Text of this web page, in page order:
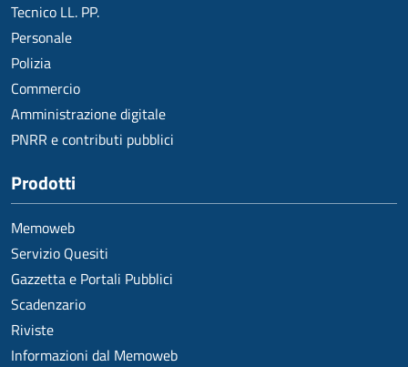
Tecnico LL. PP.
Personale
Polizia
Commercio
Amministrazione digitale
PNRR e contributi pubblici
Prodotti
Memoweb
Servizio Quesiti
Gazzetta e Portali Pubblici
Scadenzario
Riviste
Informazioni dal Memoweb